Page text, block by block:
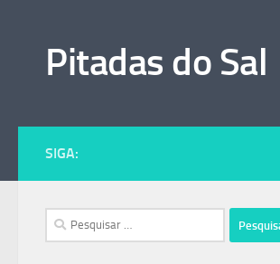
Pitadas do Sal
SIGA:
Pesquisar
por: